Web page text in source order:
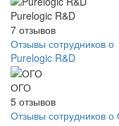
Purelogic R&D
7 отзывов
Отзывы сотрудников о
Purelogic R&D
ОГО
5 отзывов
Отзывы сотрудников